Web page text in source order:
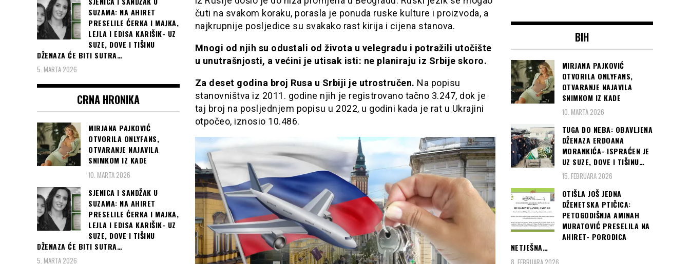
čuti na svakom koraku, porasla je ponuda ruske kulture i proizvoda, a
najkrupnije posljedice su svakako rast kirija i cijena stanova.
Mnogi od njih su odustali od života u velegradu i potražili utočište
u unutrašnjosti, a većini je utisak isti: ne planiraju iz Srbije skoro.
Za deset godina broj Rusa u Srbiji je utrostručen. Na popisu
stanovništva iz 2011. godine njih je registrovano tačno 3.247, dok je
taj broj na posljednjem popisu u 2022, u godini kada je rat u Ukrajini
otpočeo, iznosio 10.486.
SUZAMA: NA AHIRET
PRESELILE ĆERKA I MAJKA,
LEJLA I EDISA KARIŠIK- UZ
SUZE, DOVE I TIŠINU
DŽENAZA ĆE BITI SUTRA…
5. MARTA 2026
CRNA HRONIKA
MIRJANA PAJKOVIĆ
OTVORILA ONLYFANS,
OTVARANJE NAJAVILA
SNIMKOM IZ KADE
10. MARTA 2026
SJENICA I SANDŽAK U
SUZAMA: NA AHIRET
PRESELILE ĆERKA I MAJKA,
LEJLA I EDISA KARIŠIK- UZ
SUZE, DOVE I TIŠINU
DŽENAZA ĆE BITI SUTRA…
5. MARTA 2026
BIH
MIRJANA PAJKOVIĆ
OTVORILA ONLYFANS,
OTVARANJE NAJAVILA
SNIMKOM IZ KADE
10. MARTA 2026
TUGA DO NEBA: OBAVLJENA
DŽENAZA ERDOANA
MORANKIĆA- ISPRAĆEN JE
UZ SUZE, DOVE I TIŠINU…
15. FEBRUARA 2026
OTIŠLA JOŠ JEDNA
DŽENETSKA PTIČICA:
PETOGODIŠNJA AMINAH
MURATOVIĆ PRESELILA NA
AHIRET- PORODICA
NETJEŠNA…
8. FEBRUARA 2026